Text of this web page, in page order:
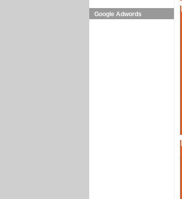
Google Adwords